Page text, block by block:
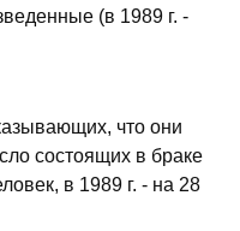
(в 1989 г. -
что они
состоящих в браке
в 1989 г. - на 28